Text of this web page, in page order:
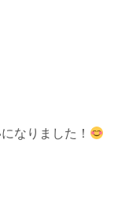
なりました！